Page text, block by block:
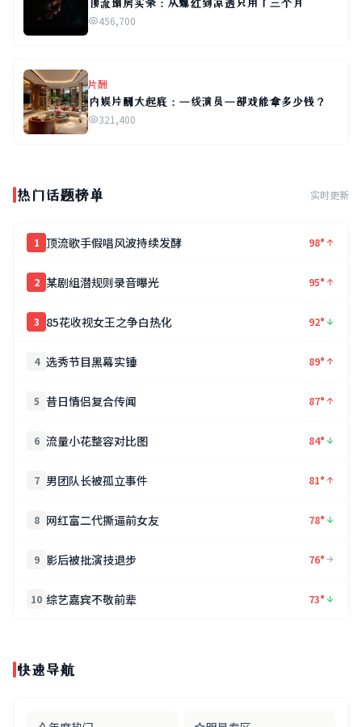
顶流塌房实录：从爆红到凉透只用了三个月
456,700
片酬
内娱片酬大起底：一线演员一部戏能拿多少钱？
321,400
热门话题榜单 实时更新
1 顶流歌手假唱风波持续发酵 98°
2 某剧组潜规则录音曝光 95°
3 85花收视女王之争白热化 92°
4 选秀节目黑幕实锤 89°
5 昔日情侣复合传闻 87°
6 流量小花整容对比图 84°
7 男团队长被孤立事件 81°
8 网红富二代撕逼前女友 78°
9 影后被批演技退步 76°
10 综艺嘉宾不敬前辈 73°
快速导航